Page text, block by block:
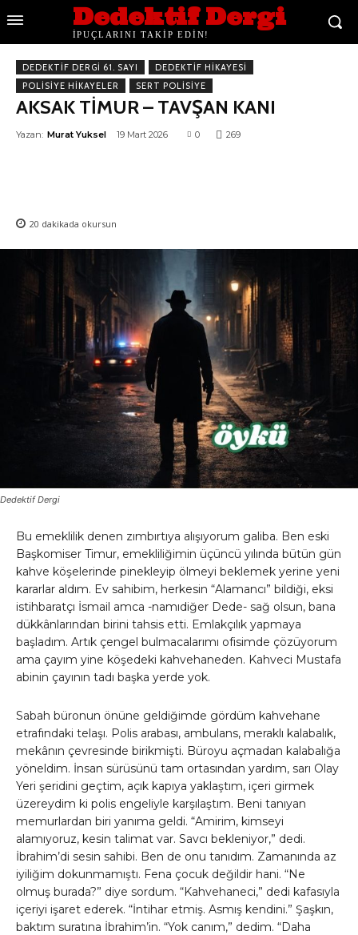
Dedektif Dergi
İPUÇLARINI TAKİP EDİN!
DEDEKTIF DERGI 61. SAYI
DEDEKTIF HIKAYESI
POLISIYE HIKAYELER
SERT POLISIYE
AKSAK TİMUR – TAVŞAN KANI
Yazan: Murat Yuksel 19 Mart 2026 0 269
20 dakikada okursun
Dedektif Dergi
Bu emeklilik denen zımbırtıya alışıyorum galiba. Ben eski
Başkomiser Timur, emekliliğimin üçüncü yılında bütün gün
kahve köşelerinde pinekleyip ölmeyi beklemek yerine yeni
kararlar aldım. Ev sahibim, herkesin “Alamancı” bildiği, eksi
istihbaratçı İsmail amca -namıdiğer Dede- sağ olsun, bana
dükkânlarından birini tahsis etti. Emlakçılık yapmaya
başladım. Artık çengel bulmacalarımı ofisimde çözüyorum
ama çayım yine köşedeki kahvehaneden. Kahveci Mustafa
abinin çayının tadı başka yerde yok.
Sabah büronun önüne geldiğimde gördüm kahvehane
etrafındaki telaşı. Polis arabası, ambulans, meraklı kalabalık,
mekânın çevresinde birikmişti. Büroyu açmadan kalabalığa
yöneldim. İnsan sürüsünü tam ortasından yardım, sarı Olay
Yeri şeridini geçtim, açık kapıya yaklaştım, içeri girmek
üzereydim ki polis engeliyle karşılaştım. Beni tanıyan
memurlardan biri yanıma geldi. “Amirim, kimseyi
alamıyoruz, kesin talimat var. Savcı bekleniyor,” dedi.
İbrahim’di sesin sahibi. Ben de onu tanıdım. Zamanında az
iyiliğim dokunmamıştı. Fena çocuk değildir hani. “Ne
olmuş burada?” diye sordum. “Kahvehaneci,” dedi kafasıyla
içeriyi işaret ederek. “İntihar etmiş. Asmış kendini.” Şaşkın,
baktım suratına İbrahim’in. “Yok canım,” dedim. “Daha